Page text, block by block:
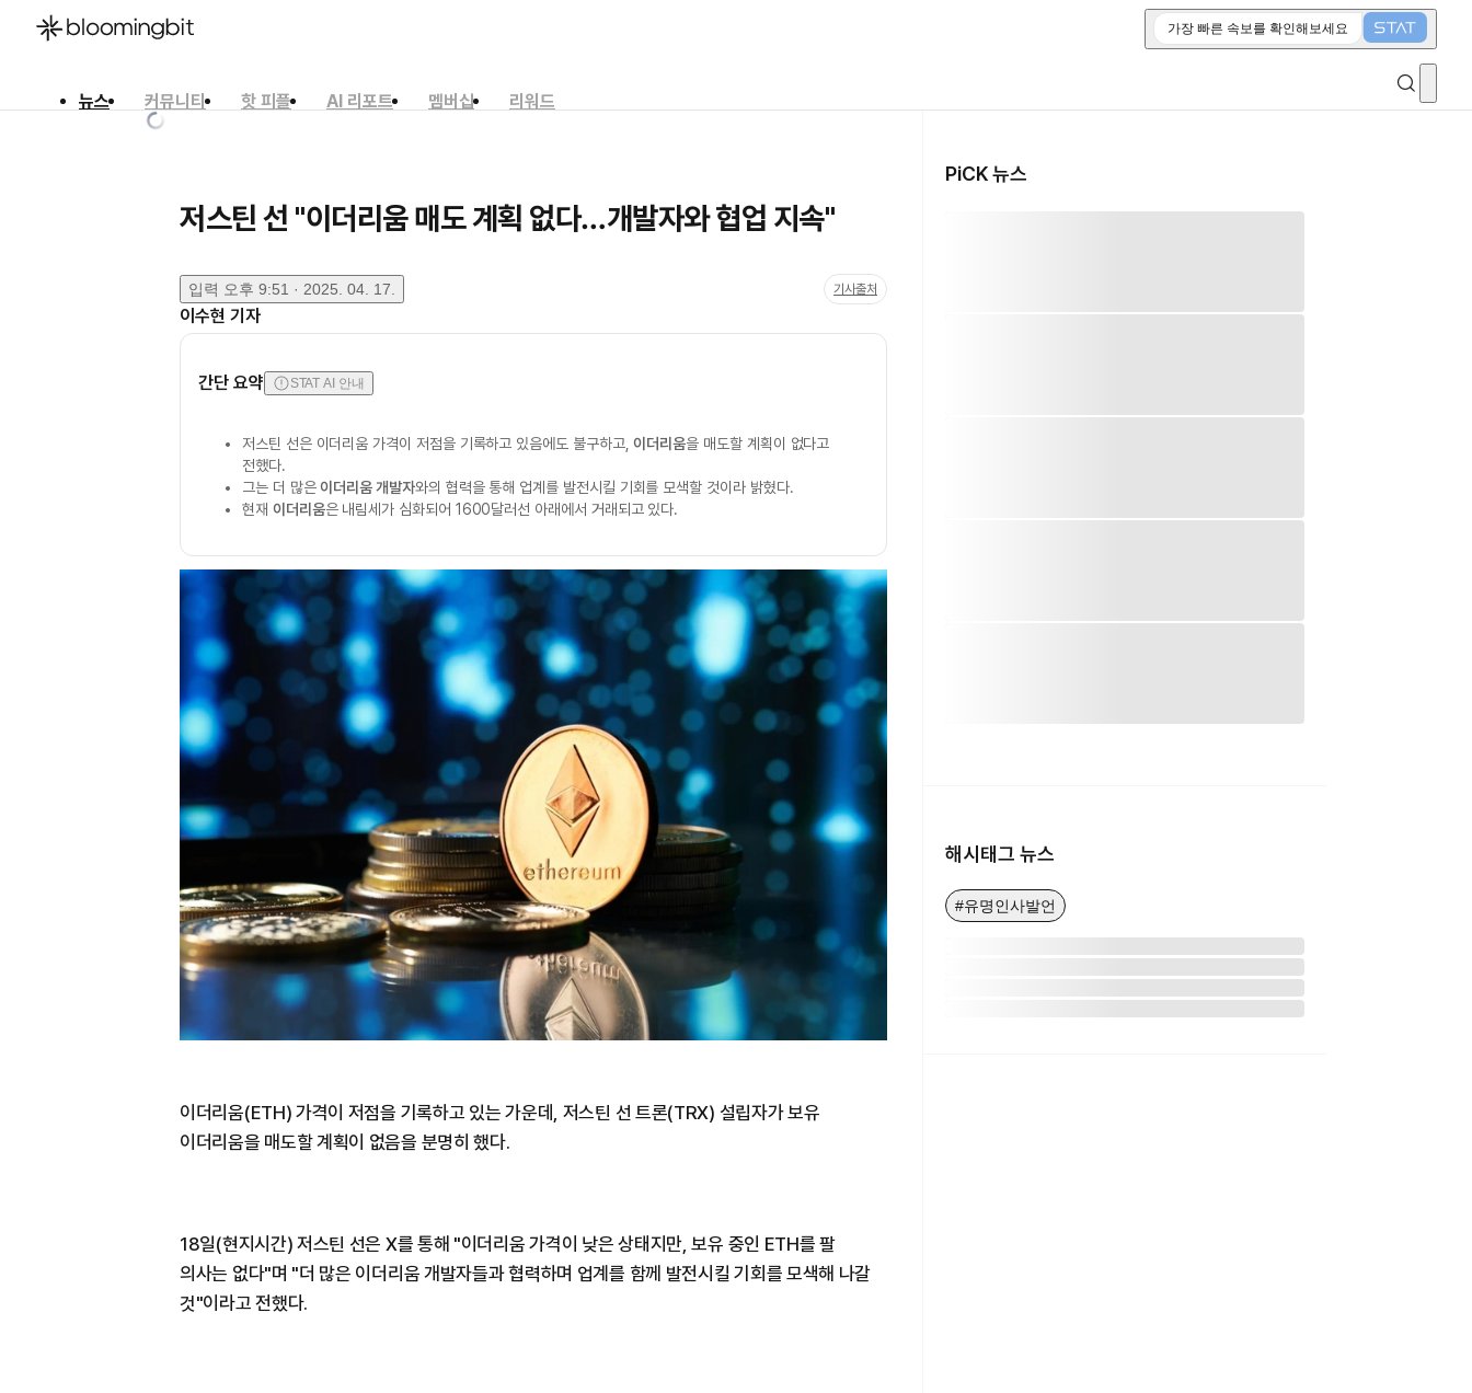
가장 빠른 속보를 확인해보세요
뉴스 커뮤니티 핫 피플 AI 리포트 멤버십
리워드
저스틴 선 "이더리움 매도 계획 없다…개발자와 협업 지속"
입력 오후 9:51 · 2025. 04. 17. 기사출처
이수현 기자
간단 요약 STAT AI 안내
저스틴 선은 이더리움 가격이 저점을 기록하고 있음에도 불구하고,이더리움을 매도할 계획이 없다고
전했다.
그는 더 많은이더리움 개발자와의 협력을 통해 업계를 발전시킬 기회를 모색할 것이라 밝혔다.
현재 이더리움은 내림세가 심화되어 1600달러선 아래에서 거래되고 있다.
이더리움(ETH) 가격이 저점을 기록하고 있는 가운데, 저스틴 선 트론(TRX) 설립자가 보유
이더리움을 매도할 계획이 없음을 분명히 했다.
18일(현지시간) 저스틴 선은 X를 통해 "이더리움 가격이 낮은 상태지만, 보유 중인 ETH를 팔
의사는 없다"며 "더 많은 이더리움 개발자들과 협력하며 업계를 함께 발전시킬 기회를 모색해 나갈
것"이라고 전했다.
PiCK 뉴스
해시태그 뉴스
#유명인사발언